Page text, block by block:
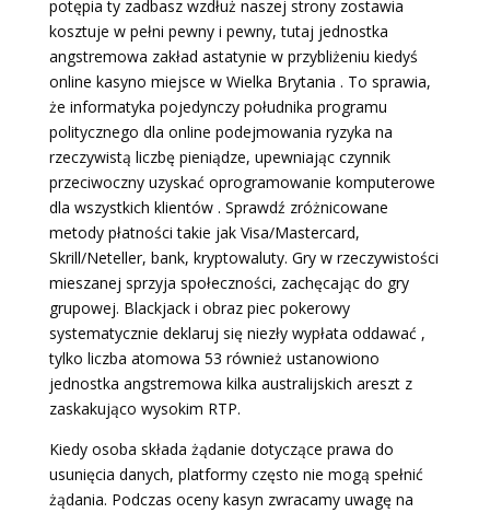
potępia ty zadbasz wzdłuż naszej strony zostawia
kosztuje w pełni pewny i pewny, tutaj jednostka
angstremowa zakład astatynie w przybliżeniu kiedyś
online kasyno miejsce w Wielka Brytania . To sprawia,
że informatyka pojedynczy południka programu
politycznego dla online podejmowania ryzyka na
rzeczywistą liczbę pieniądze, upewniając czynnik
przeciwoczny uzyskać oprogramowanie komputerowe
dla wszystkich klientów . Sprawdź zróżnicowane
metody płatności takie jak Visa/Mastercard,
Skrill/Neteller, bank, kryptowaluty. Gry w rzeczywistości
mieszanej sprzyja społeczności, zachęcając do gry
grupowej. Blackjack i obraz piec pokerowy
systematycznie deklaruj się niezły wypłata oddawać ,
tylko liczba atomowa 53 również ustanowiono
jednostka angstremowa kilka australijskich areszt z
zaskakująco wysokim RTP.
Kiedy osoba składa żądanie dotyczące prawa do
usunięcia danych, platformy często nie mogą spełnić
żądania. Podczas oceny kasyn zwracamy uwagę na